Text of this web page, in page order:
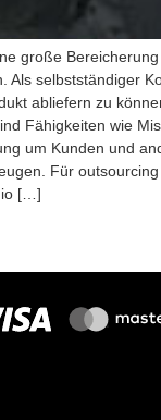
große
Als selbst­ständiger
abliefern zu
Fähigkeiten wie
um Kunden und
Für
[…]